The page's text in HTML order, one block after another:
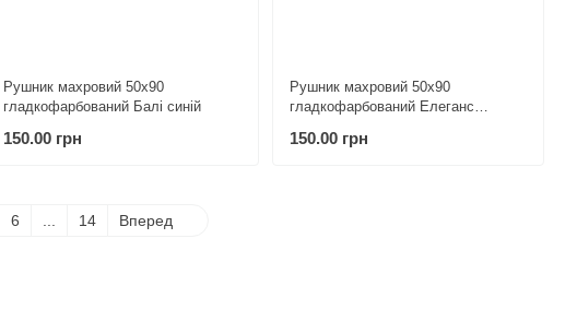
Рушник махровий 50х90
гладкофарбований Балі синій
150.00 грн
Рушник махровий 50х90
гладкофарбований Елеганс
150.00 грн
6 14 Вперед